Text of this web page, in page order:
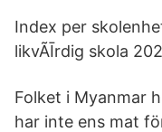
Index per
likvÃĪrdig skola
Folket i Myanmar
har inte ens mat